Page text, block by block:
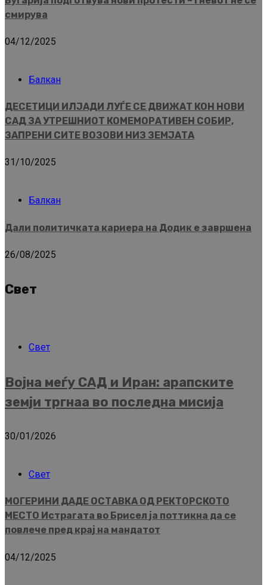
смирува
04/12/2025
Балкан
ДЕСЕТИЦИ ИЛЈАДИ ЛУЃЕ СЕ ДВИЖАТ КОН НОВИ
САД ЗА УТРЕШНИОТ КОМЕМОРАТИВЕН СОБИР,
ЗАПРЕНИ СИТЕ ВОЗОВИ НИЗ ЗЕМЈАТА
31/10/2025
Балкан
Дали политичката кариера на Додик е завршена
26/08/2025
Свет
Свет
Војна меѓу САД и Иран: арапските
земји тргнаа во последна мисија
30/01/2026
Свет
МОГЕРИНИ ДАДЕ ОСТАВКА ОД РЕКТОРСКОТО
МЕСТО Истрагата во Брисел ја поттикна да се
повлече пред крај на мандатот
04/12/2025